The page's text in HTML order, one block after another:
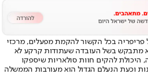
פריפריה בכל הקשור להקמת מפעלים, מרכזי
מתבקש בשל העובדה שעתודות קרקע לא
היכולת להקים חוות סולאריות שיספקו
וכעת הנעלם הגדול הוא מעורבות הממשלה